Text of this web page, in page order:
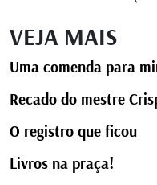
VEJA MAIS
Uma comenda para
Recado do mestre
O registro que ficou
Livros na praça!